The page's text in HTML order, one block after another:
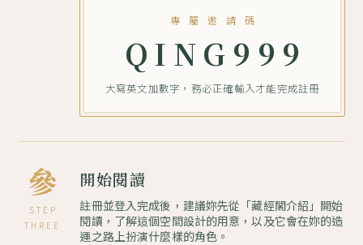
專 屬 邀 請 碼
QING999
大寫英文加數字，務必正確輸入才能完成註冊
參
STEP
THREE
開始閱讀
註冊並登入完成後，建議妳先從「藏經閣介紹」開始
閱讀，了解這個空間設計的用意，以及它會在妳的造
運之路上扮演什麼樣的角色。